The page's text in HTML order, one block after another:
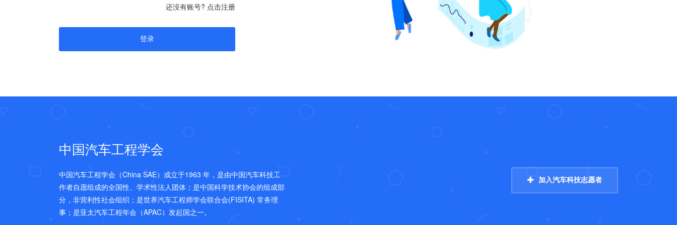
还没有账号? 点击注册
中国汽车工程学会
中国汽车工程学会（China SAE）成立于1963 年，是由中国汽车科技工
作者自愿组成的全国性、学术性法人团体；是中国科学技术协会的组成部
分，非营利性社会组织；是世界汽车工程师学会联合会(FISITA) 常务理
事；是亚太汽车工程年会（APAC）发起国之一。
加入汽车科技志愿者